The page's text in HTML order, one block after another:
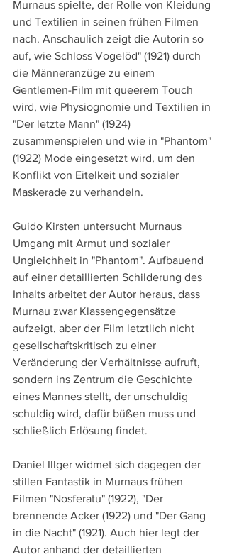
Murnaus spielte, der Rolle von Kleidung
und Textilien in seinen frühen Filmen
nach. Anschaulich zeigt die Autorin so
auf, wie Schloss Vogelöd" (1921) durch
die Männeranzüge zu einem
Gentlemen-Film mit queerem Touch
wird, wie Physiognomie und Textilien in
"Der letzte Mann" (1924)
zusammenspielen und wie in "Phantom"
(1922) Mode eingesetzt wird, um den
Konflikt von Eitelkeit und sozialer
Maskerade zu verhandeln.
Guido Kirsten untersucht Murnaus
Umgang mit Armut und sozialer
Ungleichheit in "Phantom". Aufbauend
auf einer detaillierten Schilderung des
Inhalts arbeitet der Autor heraus, dass
Murnau zwar Klassengegensätze
aufzeigt, aber der Film letztlich nicht
gesellschaftskritisch zu einer
Veränderung der Verhältnisse aufruft,
sondern ins Zentrum die Geschichte
eines Mannes stellt, der unschuldig
schuldig wird, dafür büßen muss und
schließlich Erlösung findet.
Daniel Illger widmet sich dagegen der
stillen Fantastik in Murnaus frühen
Filmen "Nosferatu" (1922), "Der
brennende Acker (1922) und "Der Gang
in die Nacht" (1921). Auch hier legt der
Autor anhand der detaillierten